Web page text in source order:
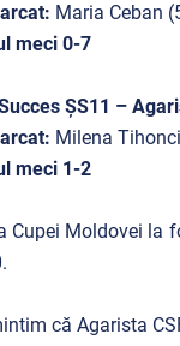
Maria Ceban
meci 0-7
ȘS11 –
Milena
meci 1-2
Cupei Moldovei la
că Agarista